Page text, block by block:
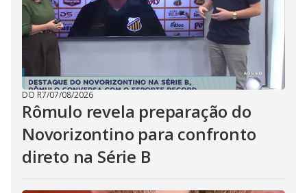
DO R7/07/08/2026
Rômulo revela preparação do
Novorizontino para confronto
direto na Série B